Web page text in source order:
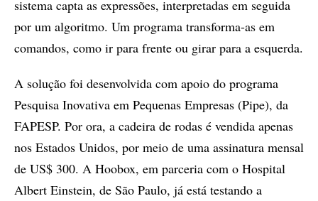
sistema capta as expressões, interpretadas em seguida
por um algoritmo. Um programa transforma-as em
comandos, como ir para frente ou girar para a esquerda.
A solução foi desenvolvida com apoio do programa
Pesquisa Inovativa em Pequenas Empresas (Pipe), da
FAPESP. Por ora, a cadeira de rodas é vendida apenas
nos Estados Unidos, por meio de uma assinatura mensal
de US$ 300. A Hoobox, em parceria com o Hospital
Albert Einstein, de São Paulo, já está testando a